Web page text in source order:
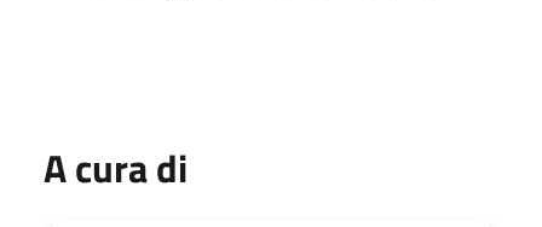
A cura di